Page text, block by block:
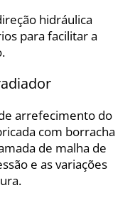
hidráulica
para facilitar a
arrefecimento do
com borracha
de malha de
e as variações